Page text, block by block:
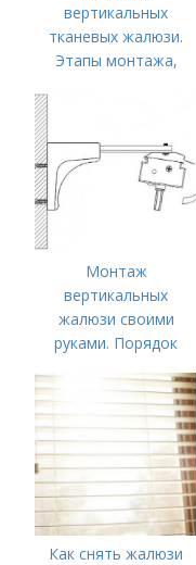
вертикальных
тканевых жалюзи.
Этапы монтажа,
Монтаж
вертикальных
жалюзи своими
руками. Порядок
Как снять жалюзи